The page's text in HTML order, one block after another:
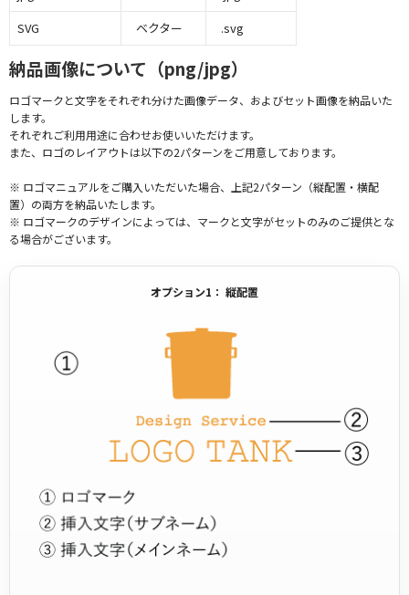
SVG
ベクター .svg
納品画像について（png/jpg）
ロゴマークと文字をそれぞれ分けた画像データ、およびセット画像を納品いた
します。
それぞれご利用用途に合わせお使いいただけます。
また、ロゴのレイアウトは以下の2パターンをご用意しております。
※ ロゴマニュアルをご購入いただいた場合、上記2パターン（縦配置・横配
置）の両方を納品いたします。
※ ロゴマークのデザインによっては、マークと文字がセットのみのご提供とな
る場合がございます。
オプション1： 縦配置